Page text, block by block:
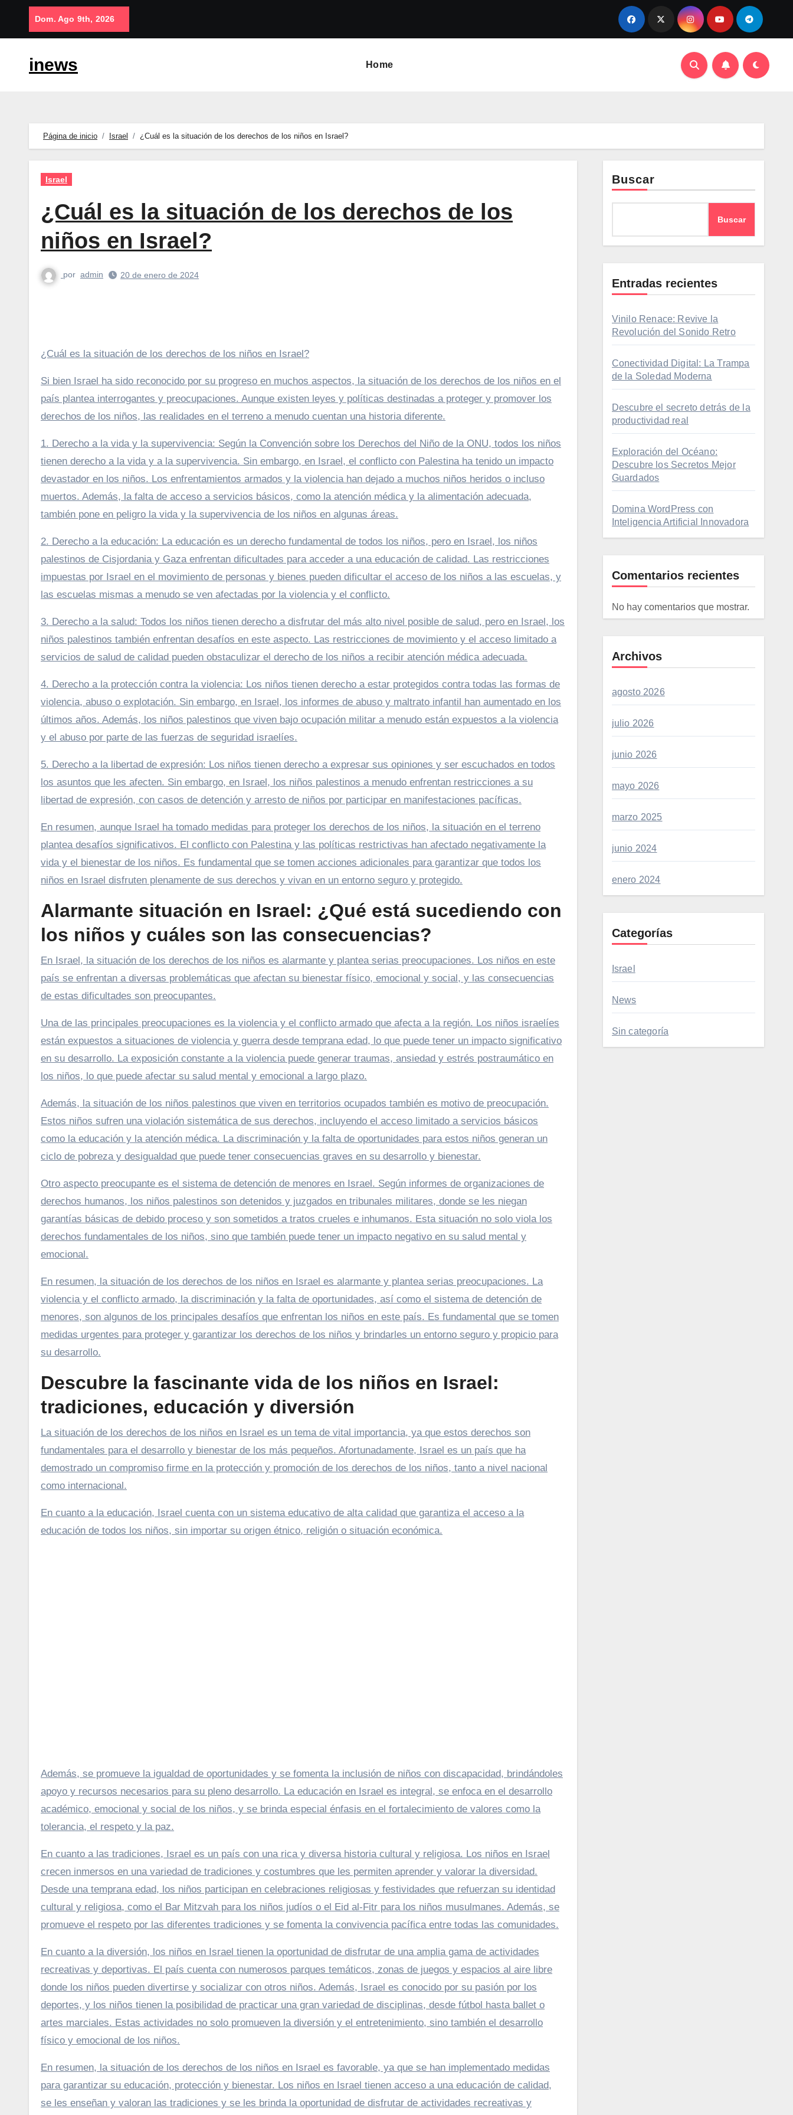
contenido
Dom. Ago 9th, 2026
inews Home
Página de inicio Israel ¿Cuál es la situación de los derechos de los niños en Israel?
Israel
¿Cuál es la situación de los derechos de los
niños en Israel?
por admin 20 de enero de 2024
¿Cuál es la situación de los derechos de los niños en Israel?
Si bien Israel ha sido reconocido por su progreso en muchos aspectos, la situación de los derechos de los niños en el
país plantea interrogantes y preocupaciones. Aunque existen leyes y políticas destinadas a proteger y promover los
derechos de los niños, las realidades en el terreno a menudo cuentan una historia diferente.
1. Derecho a la vida y la supervivencia: Según la Convención sobre los Derechos del Niño de la ONU, todos los niños
tienen derecho a la vida y a la supervivencia. Sin embargo, en Israel, el conflicto con Palestina ha tenido un impacto
devastador en los niños. Los enfrentamientos armados y la violencia han dejado a muchos niños heridos o incluso
muertos. Además, la falta de acceso a servicios básicos, como la atención médica y la alimentación adecuada,
también pone en peligro la vida y la supervivencia de los niños en algunas áreas.
2. Derecho a la educación: La educación es un derecho fundamental de todos los niños, pero en Israel, los niños
palestinos de Cisjordania y Gaza enfrentan dificultades para acceder a una educación de calidad. Las restricciones
impuestas por Israel en el movimiento de personas y bienes pueden dificultar el acceso de los niños a las escuelas, y
las escuelas mismas a menudo se ven afectadas por la violencia y el conflicto.
3. Derecho a la salud: Todos los niños tienen derecho a disfrutar del más alto nivel posible de salud, pero en Israel, los
niños palestinos también enfrentan desafíos en este aspecto. Las restricciones de movimiento y el acceso limitado a
servicios de salud de calidad pueden obstaculizar el derecho de los niños a recibir atención médica adecuada.
4. Derecho a la protección contra la violencia: Los niños tienen derecho a estar protegidos contra todas las formas de
violencia, abuso o explotación. Sin embargo, en Israel, los informes de abuso y maltrato infantil han aumentado en los
últimos años. Además, los niños palestinos que viven bajo ocupación militar a menudo están expuestos a la violencia
y el abuso por parte de las fuerzas de seguridad israelíes.
5. Derecho a la libertad de expresión: Los niños tienen derecho a expresar sus opiniones y ser escuchados en todos
los asuntos que les afecten. Sin embargo, en Israel, los niños palestinos a menudo enfrentan restricciones a su
libertad de expresión, con casos de detención y arresto de niños por participar en manifestaciones pacíficas.
En resumen, aunque Israel ha tomado medidas para proteger los derechos de los niños, la situación en el terreno
plantea desafíos significativos. El conflicto con Palestina y las políticas restrictivas han afectado negativamente la
vida y el bienestar de los niños. Es fundamental que se tomen acciones adicionales para garantizar que todos los
niños en Israel disfruten plenamente de sus derechos y vivan en un entorno seguro y protegido.
Alarmante situación en Israel: ¿Qué está sucediendo con
los niños y cuáles son las consecuencias?
En Israel, la situación de los derechos de los niños es alarmante y plantea serias preocupaciones. Los niños en este
país se enfrentan a diversas problemáticas que afectan su bienestar físico, emocional y social, y las consecuencias
de estas dificultades son preocupantes.
Una de las principales preocupaciones es la violencia y el conflicto armado que afecta a la región. Los niños israelíes
están expuestos a situaciones de violencia y guerra desde temprana edad, lo que puede tener un impacto significativo
en su desarrollo. La exposición constante a la violencia puede generar traumas, ansiedad y estrés postraumático en
los niños, lo que puede afectar su salud mental y emocional a largo plazo.
Además, la situación de los niños palestinos que viven en territorios ocupados también es motivo de preocupación.
Estos niños sufren una violación sistemática de sus derechos, incluyendo el acceso limitado a servicios básicos
como la educación y la atención médica. La discriminación y la falta de oportunidades para estos niños generan un
ciclo de pobreza y desigualdad que puede tener consecuencias graves en su desarrollo y bienestar.
Otro aspecto preocupante es el sistema de detención de menores en Israel. Según informes de organizaciones de
derechos humanos, los niños palestinos son detenidos y juzgados en tribunales militares, donde se les niegan
garantías básicas de debido proceso y son sometidos a tratos crueles e inhumanos. Esta situación no solo viola los
derechos fundamentales de los niños, sino que también puede tener un impacto negativo en su salud mental y
emocional.
En resumen, la situación de los derechos de los niños en Israel es alarmante y plantea serias preocupaciones. La
violencia y el conflicto armado, la discriminación y la falta de oportunidades, así como el sistema de detención de
menores, son algunos de los principales desafíos que enfrentan los niños en este país. Es fundamental que se tomen
medidas urgentes para proteger y garantizar los derechos de los niños y brindarles un entorno seguro y propicio para
su desarrollo.
Descubre la fascinante vida de los niños en Israel:
tradiciones, educación y diversión
La situación de los derechos de los niños en Israel es un tema de vital importancia, ya que estos derechos son
fundamentales para el desarrollo y bienestar de los más pequeños. Afortunadamente, Israel es un país que ha
demostrado un compromiso firme en la protección y promoción de los derechos de los niños, tanto a nivel nacional
como internacional.
En cuanto a la educación, Israel cuenta con un sistema educativo de alta calidad que garantiza el acceso a la
educación de todos los niños, sin importar su origen étnico, religión o situación económica.
Además, se promueve la igualdad de oportunidades y se fomenta la inclusión de niños con discapacidad, brindándoles
apoyo y recursos necesarios para su pleno desarrollo. La educación en Israel es integral, se enfoca en el desarrollo
académico, emocional y social de los niños, y se brinda especial énfasis en el fortalecimiento de valores como la
tolerancia, el respeto y la paz.
En cuanto a las tradiciones, Israel es un país con una rica y diversa historia cultural y religiosa. Los niños en Israel
crecen inmersos en una variedad de tradiciones y costumbres que les permiten aprender y valorar la diversidad.
Desde una temprana edad, los niños participan en celebraciones religiosas y festividades que refuerzan su identidad
cultural y religiosa, como el Bar Mitzvah para los niños judíos o el Eid al-Fitr para los niños musulmanes. Además, se
promueve el respeto por las diferentes tradiciones y se fomenta la convivencia pacífica entre todas las comunidades.
En cuanto a la diversión, los niños en Israel tienen la oportunidad de disfrutar de una amplia gama de actividades
recreativas y deportivas. El país cuenta con numerosos parques temáticos, zonas de juegos y espacios al aire libre
donde los niños pueden divertirse y socializar con otros niños. Además, Israel es conocido por su pasión por los
deportes, y los niños tienen la posibilidad de practicar una gran variedad de disciplinas, desde fútbol hasta ballet o
artes marciales. Estas actividades no solo promueven la diversión y el entretenimiento, sino también el desarrollo
físico y emocional de los niños.
En resumen, la situación de los derechos de los niños en Israel es favorable, ya que se han implementado medidas
para garantizar su educación, protección y bienestar. Los niños en Israel tienen acceso a una educación de calidad,
se les enseñan y valoran las tradiciones y se les brinda la oportunidad de disfrutar de actividades recreativas y
Buscar
Buscar
Entradas recientes
Vinilo Renace: Revive la
Revolución del Sonido Retro
Conectividad Digital: La Trampa
de la Soledad Moderna
Descubre el secreto detrás de la
productividad real
Exploración del Océano:
Descubre los Secretos Mejor
Guardados
Domina WordPress con
Inteligencia Artificial Innovadora
Comentarios recientes
No hay comentarios que mostrar.
Archivos
agosto 2026
julio 2026
junio 2026
mayo 2026
marzo 2025
junio 2024
enero 2024
Categorías
Israel
News
Sin categoría